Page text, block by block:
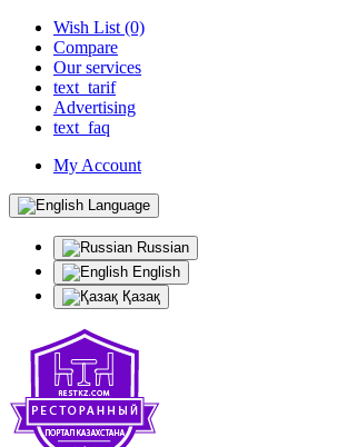
Wish List (0)
Compare
Our services
text_tarif
Advertising
text_faq
My Account
Language
Russian
English
Қазақ